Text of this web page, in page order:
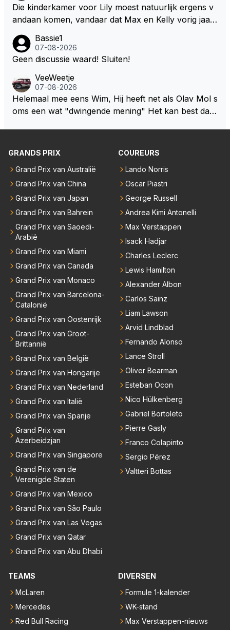
egaan. Deze batterij heeft het gewicht in de F1 autos
erg omhoog geschroefd. Daar zou je al een behoorli
jke gewichtsvermindering mee doen en ruimte creër
en om de autos kleiner en smaller te maken. Om we
er echte raceauto's te zien zodat iedereen weer teru
gkomt naar de F1 die inmiddels weggelopen zijn!
Die kinderkamer voor Lily moest natuurlijk ergens v
andaan komen, vandaar dat Max en Kelly vorig jaar
Monaco. Naar verluid hebben ze daar zo'n 75 miljo
en euro voor af mogen tikken. Wat daarbij me nog h
ddelpers en de RTL Boulevards van deze wereld dit
uitermate belangrijke nieuws volledig hebben gemist.
Bassie1
07-08-2026
Geen discussie waard! Sluiten!
VeeWeetje
07-08-2026
Helemaal mee eens Wim, Hij heeft net als Olav Mol s
oms een wat "dwingende mening" Het kan best dat
aces zijn dit leuke berichtjes
GRANDS PRIX
Grand Prix van Australië
Grand Prix van China
Grand Prix van Japan
Grand Prix van Bahrein
Grand Prix van Saoedi-
Arabië
Grand Prix van Miami
Grand Prix van Canada
Grand Prix van Monaco
Grand Prix van Barcelona-
Catalonië
Grand Prix van Oostenrijk
Grand Prix van Groot-
Brittannië
Grand Prix van België
Grand Prix van Hongarije
Grand Prix van Nederland
Grand Prix van Italië
Grand Prix van Spanje
Grand Prix van
Azerbeidzjan
Grand Prix van Singapore
Grand Prix van de
Verenigde Staten
Grand Prix van Mexico
Grand Prix van São Paulo
Grand Prix van Las Vegas
Grand Prix van Qatar
Grand Prix van Abu Dhabi
COUREURS
Lando Norris
Oscar Piastri
George Russell
Andrea Kimi Antonelli
Max Verstappen
Isack Hadjar
Charles Leclerc
Lewis Hamilton
Alexander Albon
Carlos Sainz
Liam Lawson
Arvid Lindblad
Fernando Alonso
Lance Stroll
Oliver Bearman
Esteban Ocon
Nico Hülkenberg
Gabriel Bortoleto
Pierre Gasly
Franco Colapinto
Sergio Pérez
Valtteri Bottas
TEAMS
McLaren
Mercedes
Red Bull Racing
DIVERSEN
Formule 1-kalender
WK-stand
Max Verstappen-nieuws